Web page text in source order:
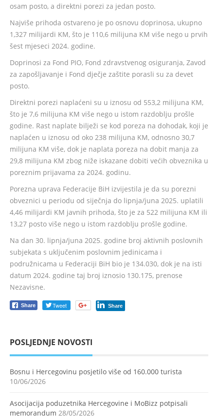
osam posto, a direktni porezi za jedan posto.
Najviše prihoda ostvareno je po osnovu doprinosa, ukupno
1,327 milijardi KM, što je 110,6 milijuna KM više nego u prvih
šest mjeseci 2024. godine.
Doprinosi za Fond PIO, Fond zdravstvenog osiguranja, Zavod
za zapošljavanje i Fond dječje zaštite porasli su za devet
posto.
Direktni porezi naplaćeni su u iznosu od 553,2 milijuna KM,
što je 7,6 milijuna KM više nego u istom razdoblju prošle
godine. Rast naplate bilježi se kod poreza na dohodak, koji je
naplaćen u iznosu od oko 238 milijuna KM, odnosno 30,7
milijuna KM više, dok je naplata poreza na dobit manja za
29,8 milijuna KM zbog niže iskazane dobiti većih obveznika u
poreznim prijavama za 2024. godinu.
Porezna uprava Federacije BiH izvijestila je da su porezni
obveznici u periodu od siječnja do lipnja/juna 2025. uplatili
4,46 milijardi KM javnih prihoda, što je za 522 milijuna KM ili
13,27 posto više nego u istom razdoblju prošle godine.
Na dan 30. lipnja/juna 2025. godine broj aktivnih poslovnih
subjekata s uključenim poslovnim jedinicama i
podružnicama u Federaciji BiH bio je 134.030, dok je na isti
datum 2024. godine taj broj iznosio 130.175, prenose
Nezavisne.
Share Tweet Share
POSLJEDNJE NOVOSTI
Bosnu i Hercegovinu posjetilo više od 160.000 turista
10/06/2026
Asocijacija poduzetnika Hercegovine i MoBizz potpisali
memorandum 28/05/2026